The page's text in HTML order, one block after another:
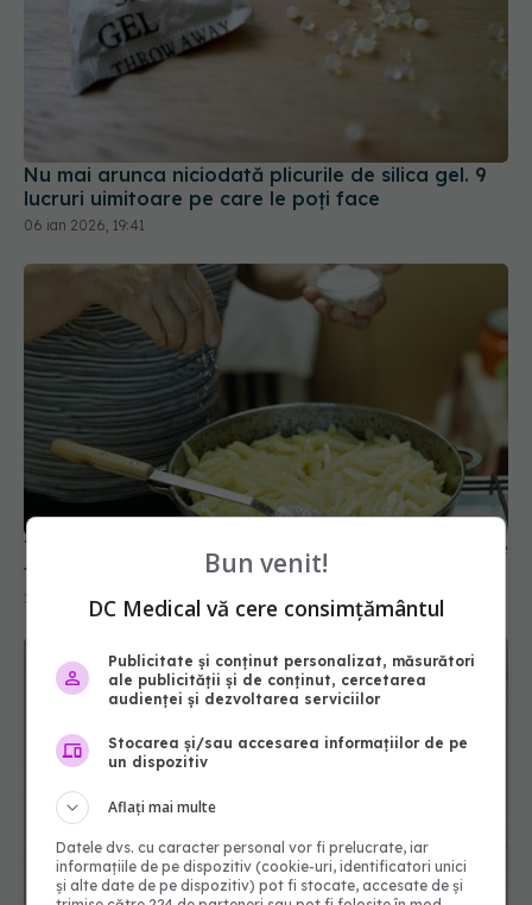
Nu mai arunca niciodată plicurile de silica gel. 9
lucruri uimitoare pe care le poți face
06 ian 2026, 19:41
Trucul cu ulei pentru cartofi prăjiți: ies crocanți de
fiecare dată
27 ian 2026, 10:20
Bun venit!
DC Medical vă cere consimțământul
Publicitate și conținut personalizat, măsurători
ale publicității și de conținut, cercetarea
audienței și dezvoltarea serviciilor
Stocarea și/sau accesarea informațiilor de pe
un dispozitiv
Aflați mai multe
Datele dvs. cu caracter personal vor fi prelucrate, iar
informațiile de pe dispozitiv (cookie-uri, identificatori unici
și alte date de pe dispozitiv) pot fi stocate, accesate de și